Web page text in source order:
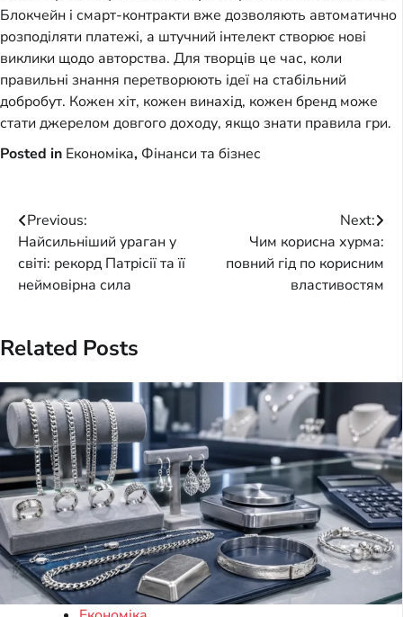
Блокчейн і смарт-контракти вже дозволяють автоматично
розподіляти платежі, а штучний інтелект створює нові
виклики щодо авторства. Для творців це час, коли
правильні знання перетворюють ідеї на стабільний
добробут. Кожен хіт, кожен винахід, кожен бренд може
стати джерелом довгого доходу, якщо знати правила гри.
Posted in Економіка, Фінанси та бізнес
Post
navigation
Previous:
Найсильніший ураган у
світі: рекорд Патрісії та її
неймовірна сила
Next:
Чим корисна хурма:
повний гід по корисним
властивостям
Related Posts